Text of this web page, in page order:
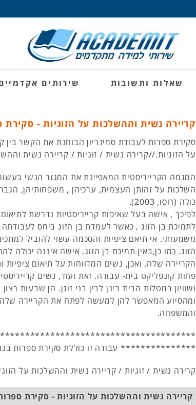
שאלות ותשובות שירותים
קריירה נשית וההשלכות על הזוגיות - סקירת
סקירת ספרות לעבודת סמינריון הבוחנת את הקשר בין
על הזוגיות.//קרירה נשית / זוגיות / קריירה נשית
המגמה הקרייריסטית המאפיינת את המגזר הנשי
השלכות על זהותן העצמית, ערכיהן , משפחותיהן,
כולה (רוסו, 2003).
לפיכך , אישה בעל שאיפות קרייריסטיות נדרשת לתיאום
לתמיכת בן הזוג , כאשר לעמדת בן הזוג ביחס
משמעותי. אי תיאם ציפיות והסכמה עשוי להוביל
הזוג. כמו כן,באין תמיכת בן הזוג, אישה איננה יכולה
הקריירה שלה. ואכן, נשים המדווחות על תיאום ציפיות
פחות קונפליקט בית- עבודה. זאת ועוד, נשים
ושוויון במטלות הבית בינן לבין בני זוגן. הן שבעות
ומהסיוע המאפשר להן למעשה לפתח את הקריירה שלהן
והמשפחה.
*************** עבודה זו כוללת סקירת ספרות
קרירה נשית / זוגיות / קריירה נשית וההשלכות על
קריירה נשית וההשלכות על הזוגיות - סקירת